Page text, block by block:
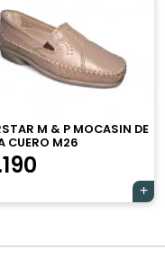
M & P MOCASIN DE
CUERO M26
×